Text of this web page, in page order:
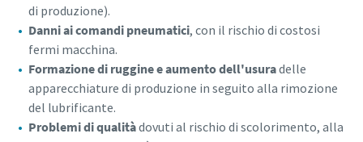
di produzione).
Danni ai comandi pneumatici, con il rischio di costosi
fermi macchina.
Formazione di ruggine e aumento dell'usuradelle
apparecchiature di produzione in seguito alla rimozione
del lubrificante.
Problemi di qualitàdovuti al rischio di scolorimento, alla